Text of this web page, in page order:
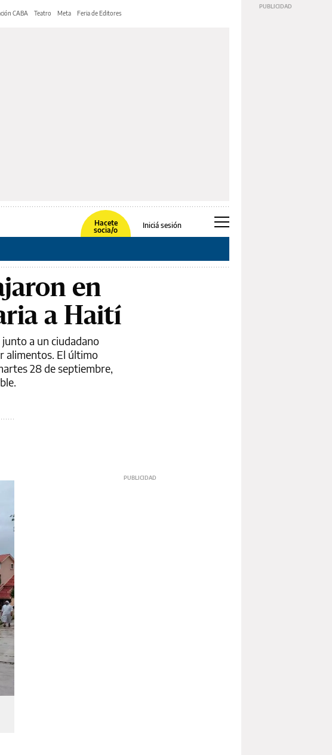
CABA Teatro Meta Feria de Editores
Hacete
socia/o
Iniciá sesión
en
a Haití
junto a un ciudadano
alimentos. El último
28 de septiembre,